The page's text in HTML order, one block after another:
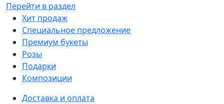
Перейти в раздел
Хит продаж
Специальное предложение
Премиум букеты
Розы
Подарки
Композиции
Доставка и оплата